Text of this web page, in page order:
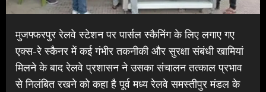
मुजफ्फरपुर रेलवे स्टेशन पर पार्सल स्कैनिंग के लिए लगाए गए
एक्स-रे स्कैनर में कई गंभीर तकनीकी और सुरक्षा संबंधी खामियां
मिलने के बाद रेलवे प्रशासन ने उसका संचालन तत्काल प्रभाव
से निलंबित रखने को कहा है पूर्व मध्य रेलवे समस्तीपुर मंडल के